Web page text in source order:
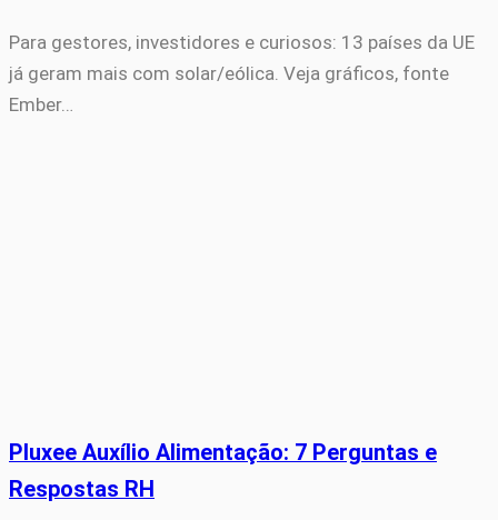
Para gestores, investidores e curiosos: 13 países da UE
já geram mais com solar/eólica. Veja gráficos, fonte
Ember…
Pluxee Auxílio Alimentação: 7 Perguntas e
Respostas RH